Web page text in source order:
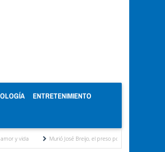
ENTRETENIMIENTO
Murió José Breijo, el preso político uruguayo-venezolano bajo